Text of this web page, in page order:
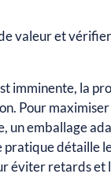
valeur et
imminente, la
Pour maximiser
un emballage
pratique détaille
éviter retards et